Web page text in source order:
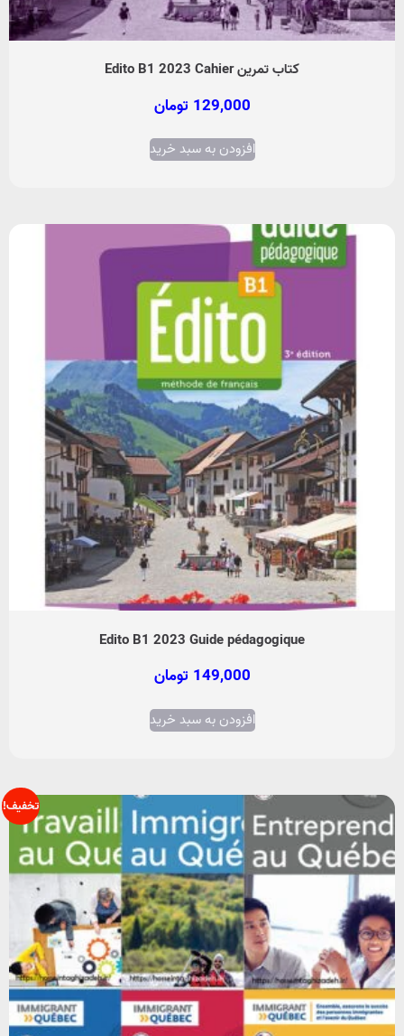
کتاب تمرین Edito B1 2023 Cahier
129,000 تومان
افزودن به سبد خرید
Edito B1 2023 Guide pédagogique
149,000 تومان
افزودن به سبد خرید
تخفیف!